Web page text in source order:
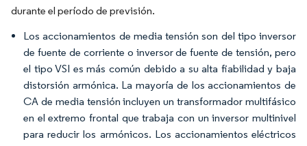
durante el período de previsión.
Los accionamientos de media tensión son del tipo inversor
de fuente de corriente o inversor de fuente de tensión, pero
el tipo VSI es más común debido a su alta fiabilidad y baja
distorsión armónica. La mayoría de los accionamientos de
CA de media tensión incluyen un transformador multifásico
en el extremo frontal que trabaja con un inversor multinivel
para reducir los armónicos. Los accionamientos eléctricos